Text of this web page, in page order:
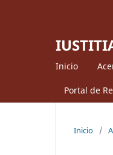
Inicio
Portal de
Inicio /